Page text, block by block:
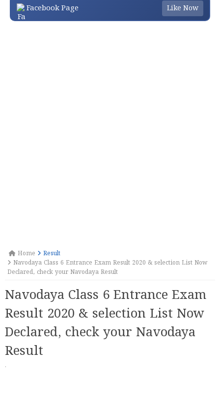
Facebook Page Like Now
Home
Result
Navodaya Class 6 Entrance Exam Result 2020 & selection List Now
Declared, check your Navodaya Result
Navodaya Class 6 Entrance Exam
Result 2020 & selection List Now
Declared, check your Navodaya
Result
·